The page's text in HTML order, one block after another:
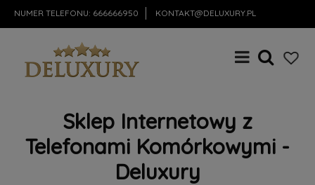
NUMER TELEFONU: 666666950 KONTAKT@DELUXURY.PL
Sklep Internetowy z
Telefonami Komórkowymi -
Deluxury